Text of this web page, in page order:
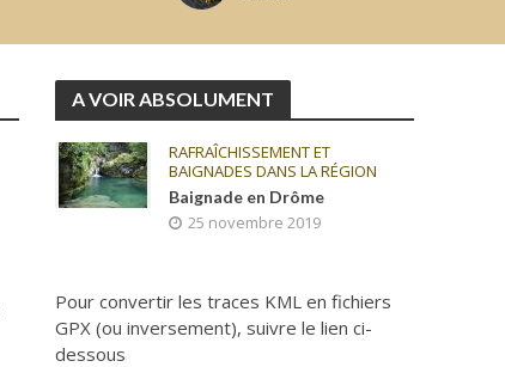
A VOIR ABSOLUMENT
RAFRAÎCHISSEMENT ET
BAIGNADES DANS LA RÉGION
Baignade en Drôme
25 novembre 2019
Pour convertir les traces KML en fichiers
GPX (ou inversement), suivre le lien ci-
dessous